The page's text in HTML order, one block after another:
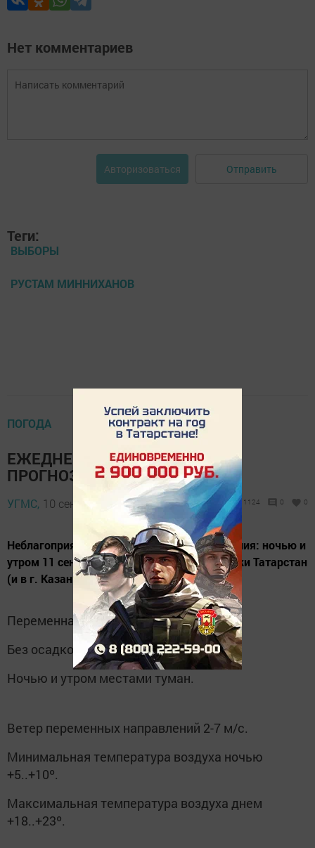
Нет комментариев
Авторизоваться Отправить
Теги:
ВЫБОРЫ
РУСТАМ МИННИХАНОВ
ПОГОДА
ЕЖЕДНЕВНЫЙ ОПЕРАТИВНЫЙ
ПРОГНОЗ на 11 сентября
УГМС, 10 сентября 2019 - 15:03 1124 0 0
Неблагоприятные метеорологические явления: ночью и
утром 11 сентября на территории Республики Татарстан
(и в г. Казани) местами ожидается туман.
Переменная облачность.
Без осадков.
Ночью и утром местами туман.
Ветер переменных направлений 2-7 м/с.
Минимальная температура воздуха ночью
+5..+10º.
Максимальная температура воздуха днем
+18..+23º.